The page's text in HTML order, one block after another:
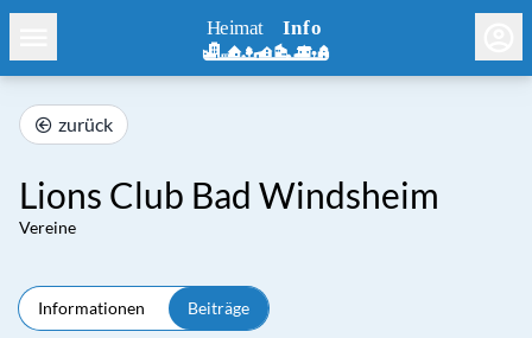
zurück
Lions Club Bad Windsheim
Vereine
Informationen Beiträge